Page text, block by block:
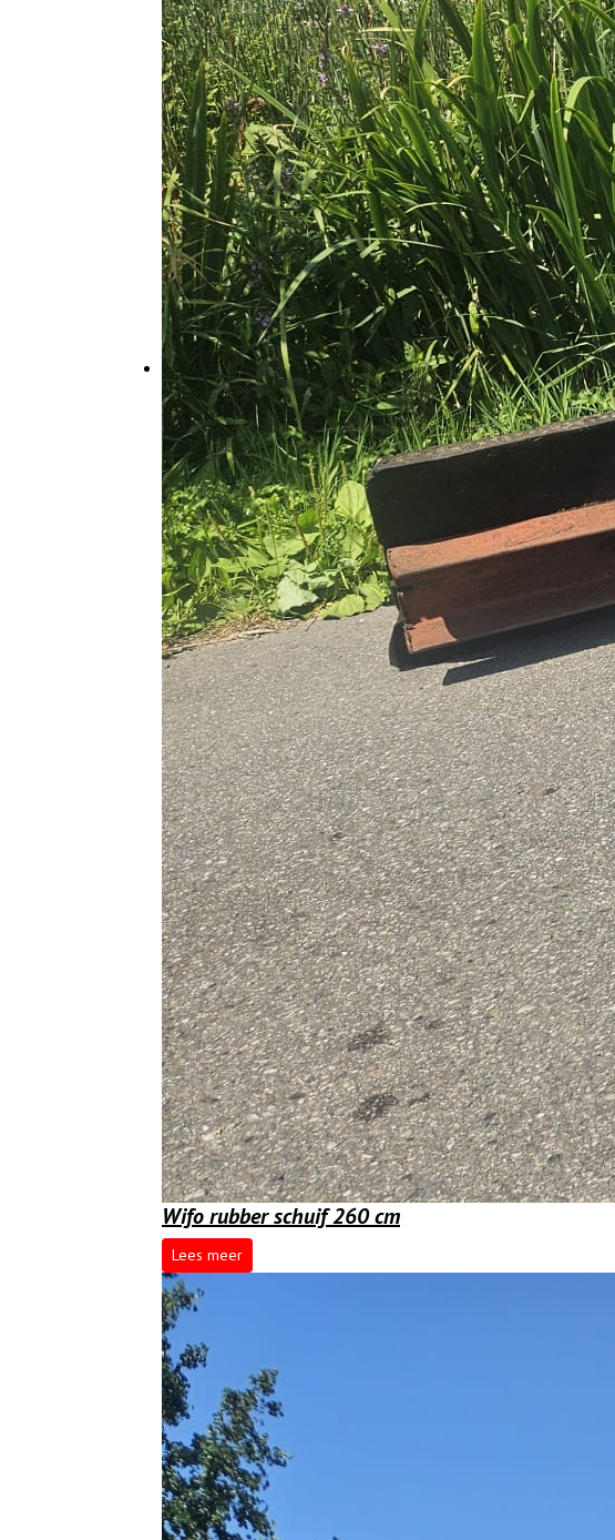
Wifo rubber schuif 260 cm
Lees meer